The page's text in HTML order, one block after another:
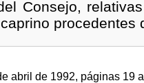
Consejo,
procedentes
abril de 1992, páginas 19